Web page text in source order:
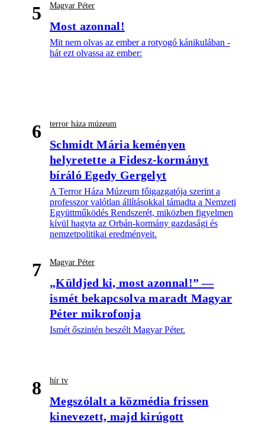
5 Magyar Péter
Most azonnal!
Mit nem olvas az ember a rotyogó kánikulában -
hát ezt olvassa az ember:
6 terror háza múzeum
Schmidt Mária keményen
helyretette a Fidesz-kormányt
bíráló Egedy Gergelyt
A Terror Háza Múzeum főigazgatója szerint a
professzor valótlan állításokkal támadta a Nemzeti
Együttműködés Rendszerét, miközben figyelmen
kívül hagyta az Orbán-kormány gazdasági és
nemzetpolitikai eredményeit.
7 Magyar Péter
„Küldjed ki, most azonnal!” —
ismét bekapcsolva maradt Magyar
Péter mikrofonja
Ismét őszintén beszélt Magyar Péter.
8 hír tv
Megszólalt a közmédia frissen
kinevezett, majd kirúgott